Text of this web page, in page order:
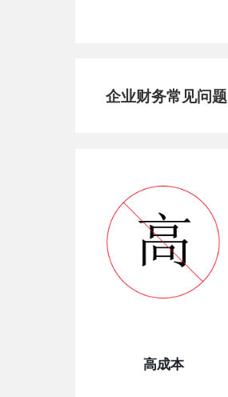
企业财务常见问题
高成本